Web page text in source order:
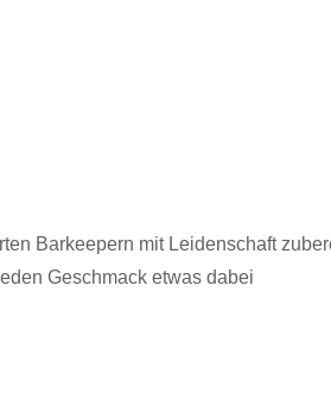
Barkeepern mit Leidenschaft
Geschmack etwas dabei